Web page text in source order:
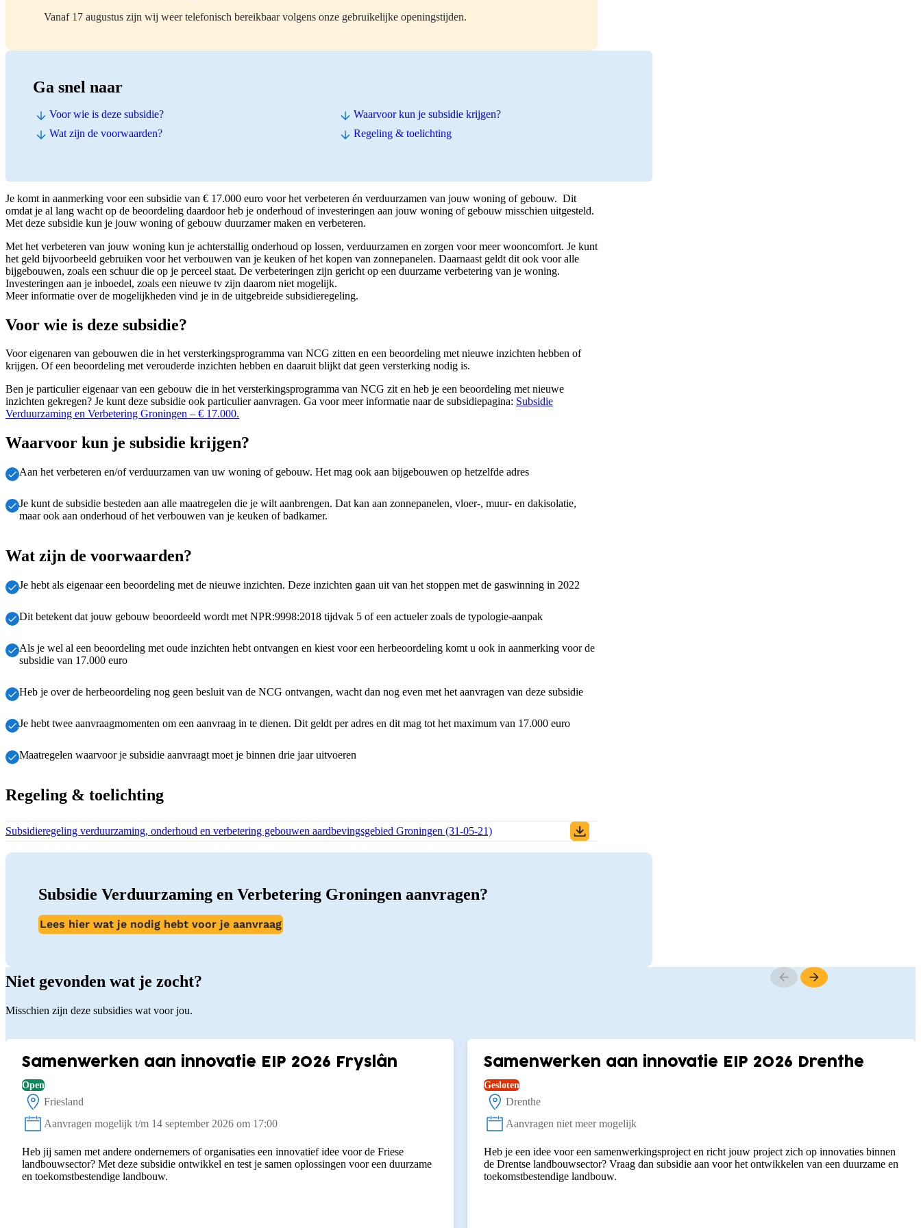
Vanaf 17 augustus zijn wij weer telefonisch bereikbaar volgens onze gebruikelijke openingstijden.
Ga snel naar
Voor wie is deze subsidie?
Waarvoor kun je subsidie krijgen?
Wat zijn de voorwaarden?
Regeling & toelichting
Je komt in aanmerking voor een subsidie van € 17.000 euro voor het verbeteren én verduurzamen van jouw woning of gebouw. Dit
omdat je al lang wacht op de beoordeling daardoor heb je onderhoud of investeringen aan jouw woning of gebouw misschien uitgesteld.
Met deze subsidie kun je jouw woning of gebouw duurzamer maken en verbeteren.
Met het verbeteren van jouw woning kun je achterstallig onderhoud op lossen, verduurzamen en zorgen voor meer wooncomfort. Je kunt
het geld bijvoorbeeld gebruiken voor het verbouwen van je keuken of het kopen van zonnepanelen. Daarnaast geldt dit ook voor alle
bijgebouwen, zoals een schuur die op je perceel staat. De verbeteringen zijn gericht op een duurzame verbetering van je woning.
Investeringen aan je inboedel, zoals een nieuwe tv zijn daarom niet mogelijk.
Meer informatie over de mogelijkheden vind je in de uitgebreide subsidieregeling.
Voor wie is deze subsidie?
Voor eigenaren van gebouwen die in het versterkingsprogramma van NCG zitten en een beoordeling met nieuwe inzichten hebben of
krijgen. Of een beoordeling met verouderde inzichten hebben en daaruit blijkt dat geen versterking nodig is.
Ben je particulier eigenaar van een gebouw die in het versterkingsprogramma van NCG zit en heb je een beoordeling met nieuwe
inzichten gekregen? Je kunt deze subsidie ook particulier aanvragen. Ga voor meer informatie naar de subsidiepagina: Subsidie
Verduurzaming en Verbetering Groningen – € 17.000.
Waarvoor kun je subsidie krijgen?
Aan het verbeteren en/of verduurzamen van uw woning of gebouw. Het mag ook aan bijgebouwen op hetzelfde adres
Je kunt de subsidie besteden aan alle maatregelen die je wilt aanbrengen. Dat kan aan zonnepanelen, vloer-, muur- en dakisolatie,
maar ook aan onderhoud of het verbouwen van je keuken of badkamer.
Wat zijn de voorwaarden?
Je hebt als eigenaar een beoordeling met de nieuwe inzichten. Deze inzichten gaan uit van het stoppen met de gaswinning in 2022
Dit betekent dat jouw gebouw beoordeeld wordt met NPR:9998:2018 tijdvak 5 of een actueler zoals de typologie-aanpak
Als je wel al een beoordeling met oude inzichten hebt ontvangen en kiest voor een herbeoordeling komt u ook in aanmerking voor de
subsidie van 17.000 euro
Heb je over de herbeoordeling nog geen besluit van de NCG ontvangen, wacht dan nog even met het aanvragen van deze subsidie
Je hebt twee aanvraagmomenten om een aanvraag in te dienen. Dit geldt per adres en dit mag tot het maximum van 17.000 euro
Maatregelen waarvoor je subsidie aanvraagt moet je binnen drie jaar uitvoeren
Regeling & toelichting
Download bestand:
Subsidieregeling verduurzaming, onderhoud en verbetering gebouwen aardbevingsgebied Groningen (31-05-21)
Subsidie Verduurzaming en Verbetering Groningen aanvragen?
Lees hier wat je nodig hebt voor je aanvraag
Niet gevonden wat je zocht?
Misschien zijn deze subsidies wat voor jou.
Samenwerken aan innovatie EIP 2026 Fryslân
Open
Locatie:
Friesland
Status:
Aanvragen mogelijk t/m 14 september 2026 om 17:00
Heb jij samen met andere ondernemers of organisaties een innovatief idee voor de Friese
landbouwsector? Met deze subsidie ontwikkel en test je samen oplossingen voor een duurzame
en toekomstbestendige landbouw.
Samenwerken aan innovatie EIP 2026 Drenthe
Gesloten
Locatie:
Drenthe
Status:
Aanvragen niet meer mogelijk
Heb je een idee voor een samenwerkingsproject en richt jouw project zich op innovaties binnen
de Drentse landbouwsector? Vraag dan subsidie aan voor het ontwikkelen van een duurzame en
toekomstbestendige landbouw.